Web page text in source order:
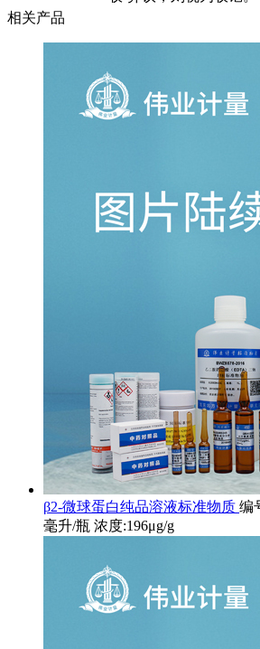
相关产品
β2-微球蛋白纯品溶液标准物质 编
毫升/瓶 浓度:196μg/g